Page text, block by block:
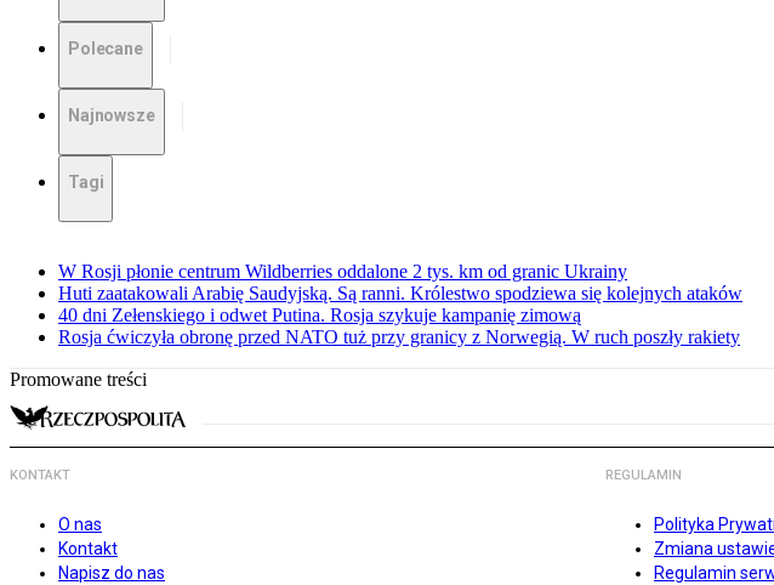
Polecane
Najnowsze
Tagi
W Rosji płonie centrum Wildberries oddalone 2 tys. km od granic Ukrainy
Huti zaatakowali Arabię Saudyjską. Są ranni. Królestwo spodziewa się kolejnych ataków
40 dni Zełenskiego i odwet Putina. Rosja szykuje kampanię zimową
Rosja ćwiczyła obronę przed NATO tuż przy granicy z Norwegią. W ruch poszły rakiety
Promowane treści
KONTAKT
O nas
Kontakt
Napisz do nas
REGULAMIN
Polityka
Zmiana
Regulamin